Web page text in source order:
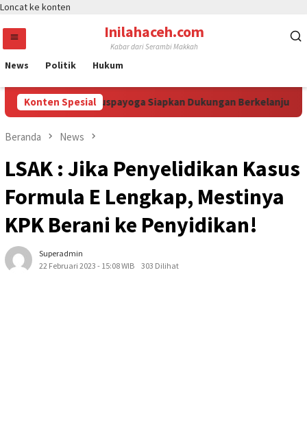
Loncat ke konten
Inilahaceh.com
Kabar dari Serambi Makkah
News Politik Hukum
Konten Spesial
Bintang Puspayoga Siapkan Dukungan Berkelanjutan
Beranda News
LSAK : Jika Penyelidikan Kasus
Formula E Lengkap, Mestinya
KPK Berani ke Penyidikan!
Superadmin
22 Februari 2023 - 15:08 WIB
303 Dilihat